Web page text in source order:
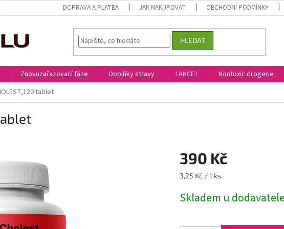
DOPRAVA A PLATBA JAK NAKUPOVAT OBCHODNÍ PODMÍNKY
HLEDAT
Znovuzařazovací fáze Doplňky stravy ! AKCE ! Nontoxic drogerie
tablet
390 Kč
Měrná
3,25 Kč / 1 ks
Skladem u dodavatele